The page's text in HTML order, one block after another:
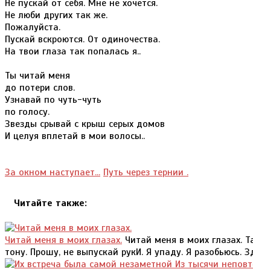
Не пускай от себя. Мне не хочется.
Не люби других так же.
Пожалуйста.
Пускай вскроются. От одиночества.
На твои глаза так попалась я..
Ты читай меня
до потери слов.
Узнавай по чуть-чуть
по голосу.
Звезды срывай с крыш серых домов
И целуя вплетай в мои волосы..
За окном наступает... Путь через тернии .
Читайте также:
Читай меня в моих глазах. Читай меня в моих глазах.
тону. Прошу, не выпускай рукИ. Я упаду. Я разобьюсь.